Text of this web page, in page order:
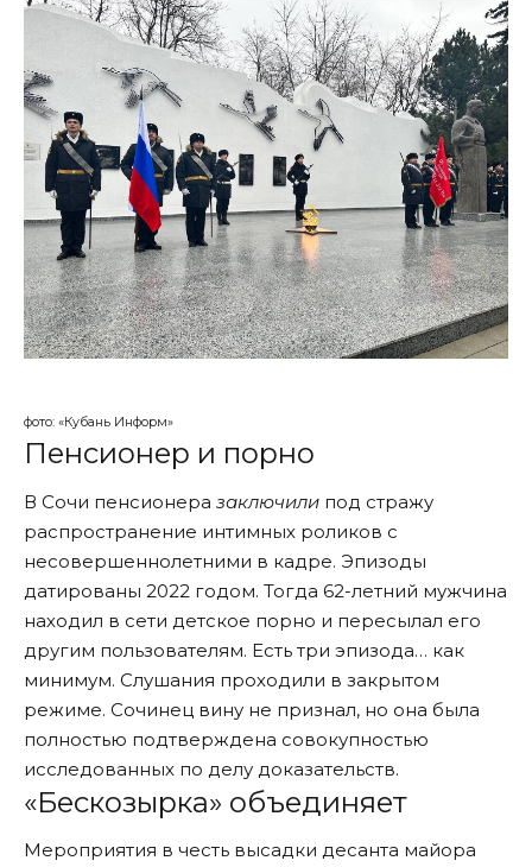
фото: «Кубань Информ»
Пенсионер и порно
В Сочи пенсионера заключили под стражу
распространение интимных роликов с
несовершеннолетними в кадре. Эпизоды
датированы 2022 годом. Тогда 62-летний мужчина
находил в сети детское порно и пересылал его
другим пользователям. Есть три эпизода… как
минимум. Слушания проходили в закрытом
режиме. Сочинец вину не признал, но она была
полностью подтверждена совокупностью
исследованных по делу доказательств.
«Бескозырка» объединяет
Мероприятия в честь высадки десанта майора